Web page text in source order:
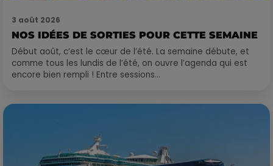
3 août 2026
NOS IDÉES DE SORTIES POUR CETTE SEMAINE
Début août, c’est le cœur de l’été. La semaine débute, et
comme tous les lundis de l’été, on ouvre l’agenda qui est
encore bien rempli ! Entre sessions...